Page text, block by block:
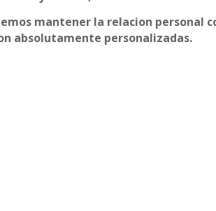
mantener la relacion personal
absolutamente personalizadas.